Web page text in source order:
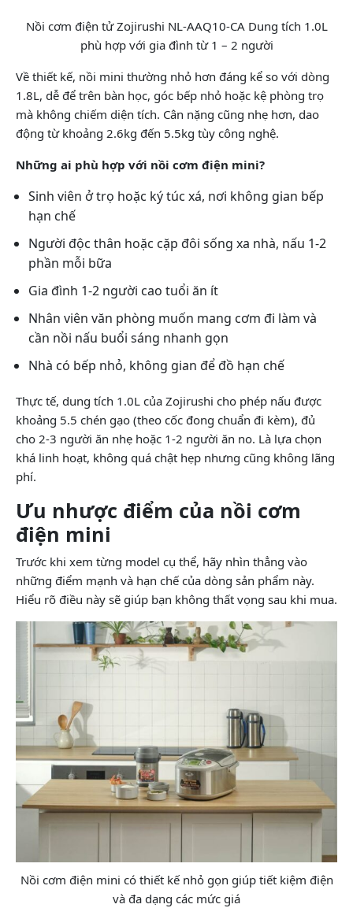
Nồi cơm điện tử Zojirushi NL-AAQ10-CA Dung tích 1.0L
phù hợp với gia đình từ 1 – 2 người
Về thiết kế, nồi mini thường nhỏ hơn đáng kể so với dòng
1.8L, dễ để trên bàn học, góc bếp nhỏ hoặc kệ phòng trọ
mà không chiếm diện tích. Cân nặng cũng nhẹ hơn, dao
động từ khoảng 2.6kg đến 5.5kg tùy công nghệ.
Những ai phù hợp với nồi cơm điện mini?
Sinh viên ở trọ hoặc ký túc xá, nơi không gian bếp
hạn chế
Người độc thân hoặc cặp đôi sống xa nhà, nấu 1-2
phần mỗi bữa
Gia đình 1-2 người cao tuổi ăn ít
Nhân viên văn phòng muốn mang cơm đi làm và
cần nồi nấu buổi sáng nhanh gọn
Nhà có bếp nhỏ, không gian để đồ hạn chế
Thực tế, dung tích 1.0L của Zojirushi cho phép nấu được
khoảng 5.5 chén gạo (theo cốc đong chuẩn đi kèm), đủ
cho 2-3 người ăn nhẹ hoặc 1-2 người ăn no. Là lựa chọn
khá linh hoạt, không quá chật hẹp nhưng cũng không lãng
phí.
Ưu nhược điểm của nồi cơm
điện mini
Trước khi xem từng model cụ thể, hãy nhìn thẳng vào
những điểm mạnh và hạn chế của dòng sản phẩm này.
Hiểu rõ điều này sẽ giúp bạn không thất vọng sau khi mua.
Nồi cơm điện mini có thiết kế nhỏ gọn giúp tiết kiệm điện
và đa dạng các mức giá